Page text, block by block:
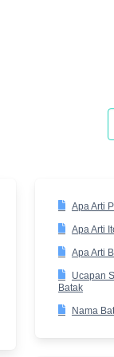
Apa Arti
Apa Arti
Apa Arti
Ucapan
Batak
Nama